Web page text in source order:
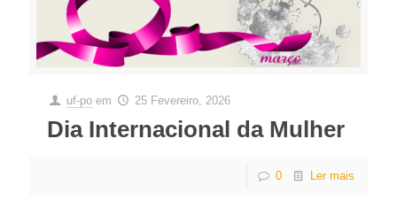
uf-po em 25 Fevereiro, 2026
Dia Internacional da Mulher
0 Ler mais